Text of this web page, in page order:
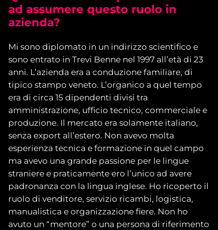
ad assumere questo ruolo in
azienda?
Mi sono diplomato in un indirizzo scientifico e
sono entrato in Trevi Benne nel 1997 all’età di 23
anni. L’azienda era a conduzione familiare, di
tipico stampo veneto. L’organico a quel tempo
era di circa 15 dipendenti divisi tra
amministrazione, ufficio tecnico, commerciale e
produzione. Il mercato era solamente italiano,
senza export all’estero. Non avevo molta
esperienza tecnica e formazione in quel campo
ma avevo una grande passione per le lingue
straniere e praticamente ero l’unico ad avere
padronanza con la lingua inglese. Ho ricoperto il
ruolo di venditore, servizio ricambi, logistica,
manualistica e organizzazione fiere. Non ho
avuto un “mentore” o una persona di riferimento